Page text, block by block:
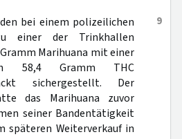
9
bei einem polizeilichen
einer der Trinkhallen
Marihuana mit einer
58,4 Gramm THC
sichergestellt. Der
das Marihuana zuvor
seiner Bandentätigkeit
späteren Weiterverkauf in